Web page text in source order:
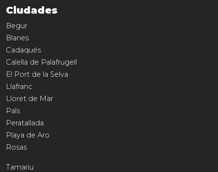
Ciudades
Begur
Blanes
Cadaqués
Calella de Palafrugell
El Port de la Selva
Llafranc
Lloret de Mar
Pals
Peratallada
Playa de Aro
Rosas
Tamariu